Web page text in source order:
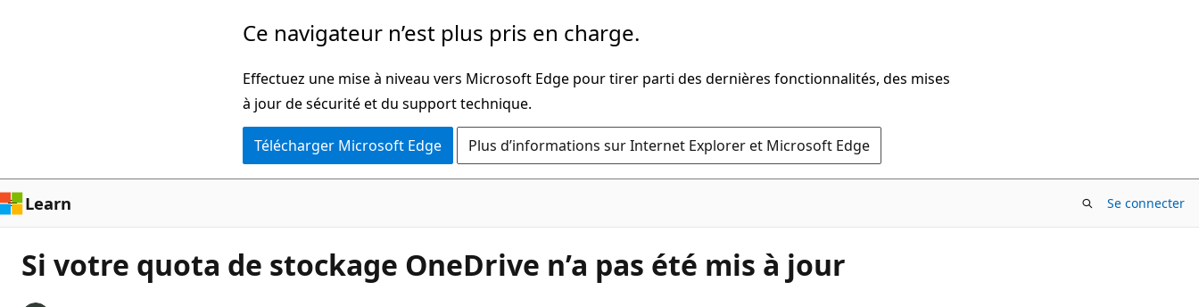
Ce navigateur n’est plus pris en charge.
Effectuez une mise à niveau vers Microsoft Edge pour tirer parti des dernières fonctionnalités, des mises
à jour de sécurité et du support technique.
Télécharger Microsoft Edge Plus d’informations sur Internet Explorer et Microsoft Edge
Learn Se connecter
Si votre quota de stockage OneDrive n’a pas été mis à jour